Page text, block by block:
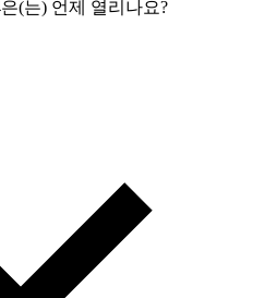
은(는) 언제 열리나요?